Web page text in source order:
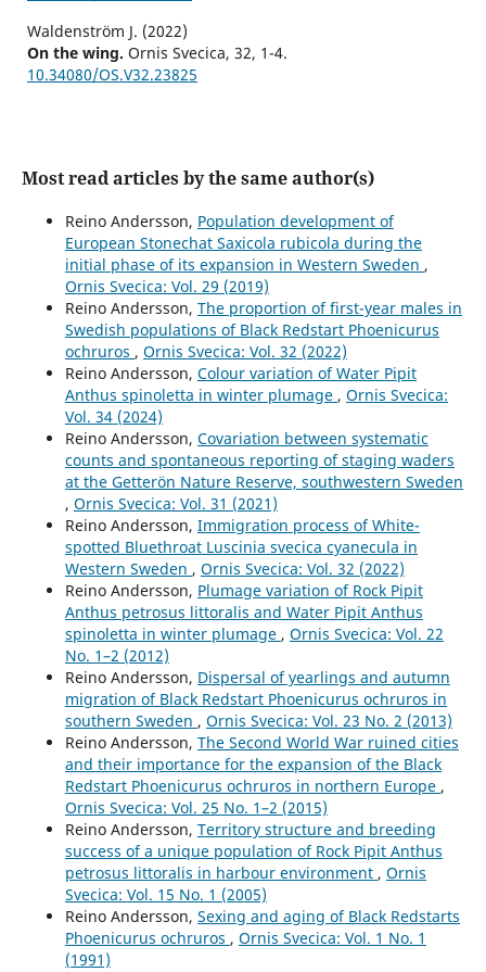
Waldenström J. (2022)
On the wing. Ornis Svecica, 32, 1-4.
10.34080/OS.V32.23825
Most read articles by the same author(s)
Reino Andersson, Population development of
European Stonechat Saxicola rubicola during the
initial phase of its expansion in Western Sweden ,
Ornis Svecica: Vol. 29 (2019)
Reino Andersson, The proportion of first-year males in
Swedish populations of Black Redstart Phoenicurus
ochruros , Ornis Svecica: Vol. 32 (2022)
Reino Andersson, Colour variation of Water Pipit
Anthus spinoletta in winter plumage , Ornis Svecica:
Vol. 34 (2024)
Reino Andersson, Covariation between systematic
counts and spontaneous reporting of staging waders
at the Getterön Nature Reserve, southwestern Sweden
, Ornis Svecica: Vol. 31 (2021)
Reino Andersson, Immigration process of White-
spotted Bluethroat Luscinia svecica cyanecula in
Western Sweden , Ornis Svecica: Vol. 32 (2022)
Reino Andersson, Plumage variation of Rock Pipit
Anthus petrosus littoralis and Water Pipit Anthus
spinoletta in winter plumage , Ornis Svecica: Vol. 22
No. 1–2 (2012)
Reino Andersson, Dispersal of yearlings and autumn
migration of Black Redstart Phoenicurus ochruros in
southern Sweden , Ornis Svecica: Vol. 23 No. 2 (2013)
Reino Andersson, The Second World War ruined cities
and their importance for the expansion of the Black
Redstart Phoenicurus ochruros in northern Europe ,
Ornis Svecica: Vol. 25 No. 1–2 (2015)
Reino Andersson, Territory structure and breeding
success of a unique population of Rock Pipit Anthus
petrosus littoralis in harbour environment , Ornis
Svecica: Vol. 15 No. 1 (2005)
Reino Andersson, Sexing and aging of Black Redstarts
Phoenicurus ochruros , Ornis Svecica: Vol. 1 No. 1
(1991)